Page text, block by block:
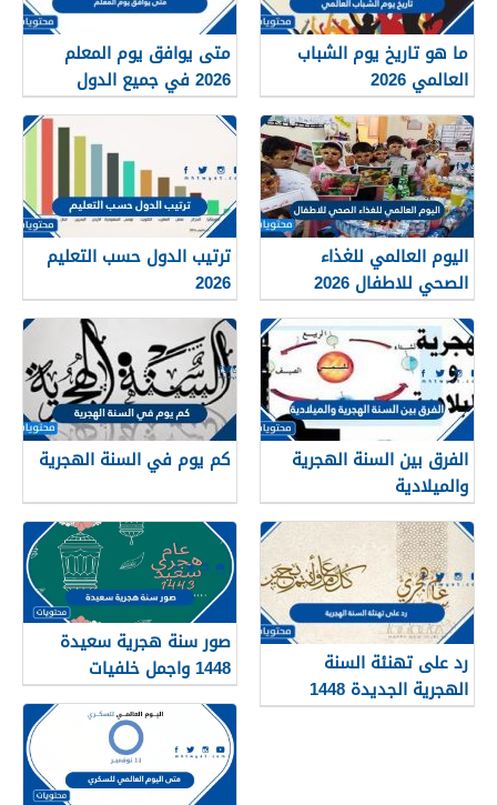
ما هو تاريخ يوم الشباب
العالمي 2026
متى يوافق يوم المعلم
2026 في جميع الدول
العربية
اليوم العالمي للغذاء
الصحي للاطفال 2026
ترتيب الدول حسب التعليم
2026
الفرق بين السنة الهجرية
والميلادية
كم يوم في السنة الهجرية
رد على تهنئة السنة
الهجرية الجديدة 1448
صور سنة هجرية سعيدة
1448 واجمل خلفيات
ورمزيات العام الجديد